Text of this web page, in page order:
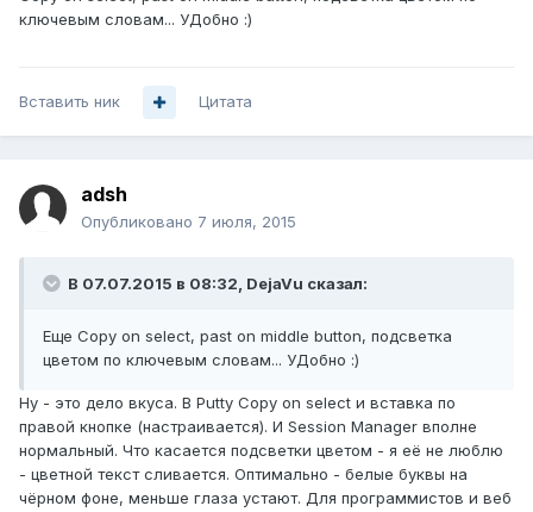
ключевым словам... УДобно :)
Вставить ник Цитата
adsh
Опубликовано 7 июля, 2015
В 07.07.2015 в 08:32, DejaVu сказал:
Еще Copy on select, past on middle button, подсветка
цветом по ключевым словам... УДобно :)
Ну - это дело вкуса. В Putty Copy on select и вставка по
правой кнопке (настраивается). И Session Manager вполне
нормальный. Что касается подсветки цветом - я её не люблю
- цветной текст сливается. Оптимально - белые буквы на
чёрном фоне, меньше глаза устают. Для программистов и веб